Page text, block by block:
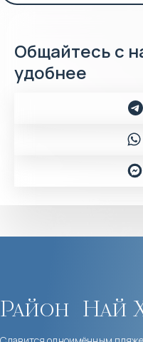
Общайтесь с
удобнее
Район Най